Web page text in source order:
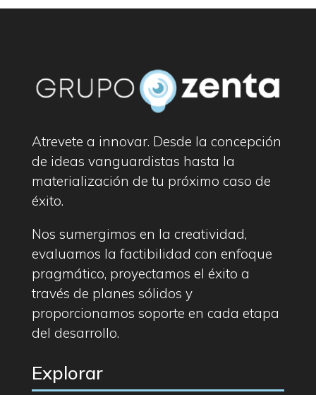
Atrevete a innovar. Desde la concepción
de ideas vanguardistas hasta la
materialización de tu próximo caso de
éxito.
Nos sumergimos en la creatividad,
evaluamos la factibilidad con enfoque
pragmático, proyectamos el éxito a
través de planes sólidos y
proporcionamos soporte en cada etapa
del desarrollo.
Explorar